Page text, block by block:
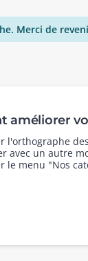
Merci de
améliorer
l'orthographe
avec un autre
le menu "Nos